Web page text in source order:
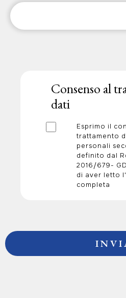
Consenso al
dati
Esprimo il
trattamento
personali
definito dal
2016/679-
di aver letto
completa